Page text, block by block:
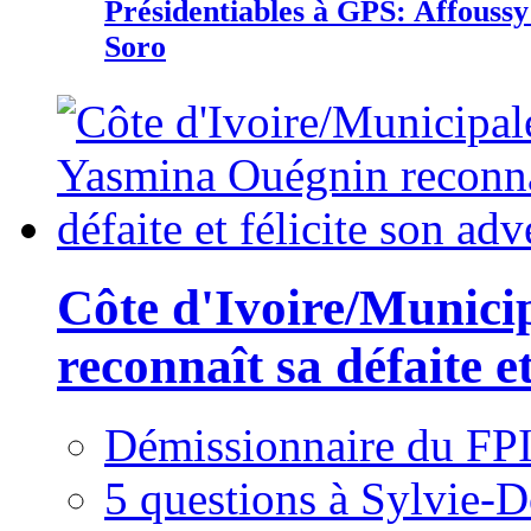
Présidentiables à GPS:
Soro
Côte d'Ivoire/
reconnaît sa défaite
Démissionnaire du
5 questions à Sylvie-